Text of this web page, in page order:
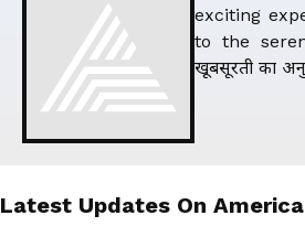
exciting
to the
खूबसूरती का
Latest Updates On America